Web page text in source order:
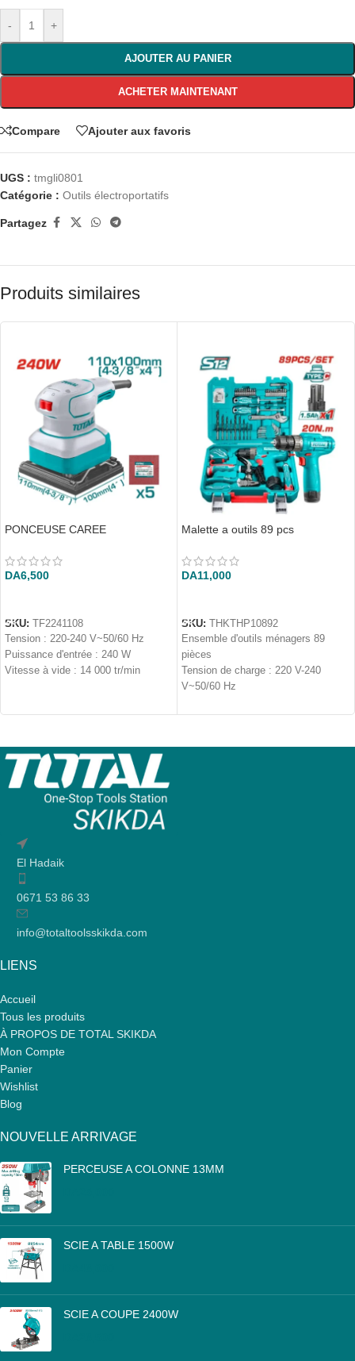
- +
AJOUTER AU PANIER
ACHETER MAINTENANT
Compare Ajouter aux favoris
UGS : tmgli0801
Catégorie : Outils électroportatifs
Partagez
Produits similaires
PONCEUSE CAREE
DA6,500
SKU:
TF2241108
Tension : 220-240 V~50/60 Hz
Puissance d'entrée : 240 W
Vitesse à vide : 14 000 tr/min
Malette a outils 89 pcs
DA11,000
SKU:
THKTHP10892
Ensemble d'outils ménagers 89
pièces
Tension de charge : 220 V-240
V~50/60 Hz
El Hadaik
0671 53 86 33
info@totaltoolsskikda.com
LIENS
Accueil
Tous les produits
À PROPOS DE TOTAL SKIKDA
Mon Compte
Panier
Wishlist
Blog
NOUVELLE ARRIVAGE
PERCEUSE A COLONNE 13MM
SCIE A TABLE 1500W
SCIE A COUPE 2400W